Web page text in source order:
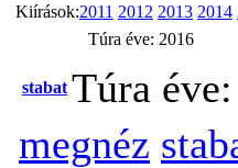
Kiírások:2011 2012 2013 2014
Túra éve: 2016
stabat Túra
megnéz